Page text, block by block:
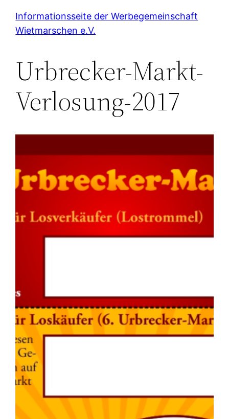
Zum
Inhalt
Informationsseite der Werbegemeinschaft
Wietmarschen e.V.
Urbrecker-Markt-
Verlosung-2017